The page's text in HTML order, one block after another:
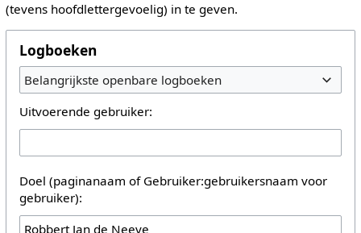
(tevens hoofdlettergevoelig) in te geven.
Logboeken
Belangrijkste openbare logboeken
Uitvoerende gebruiker:
Doel (paginanaam of Gebruiker:gebruikersnaam voor
gebruiker):